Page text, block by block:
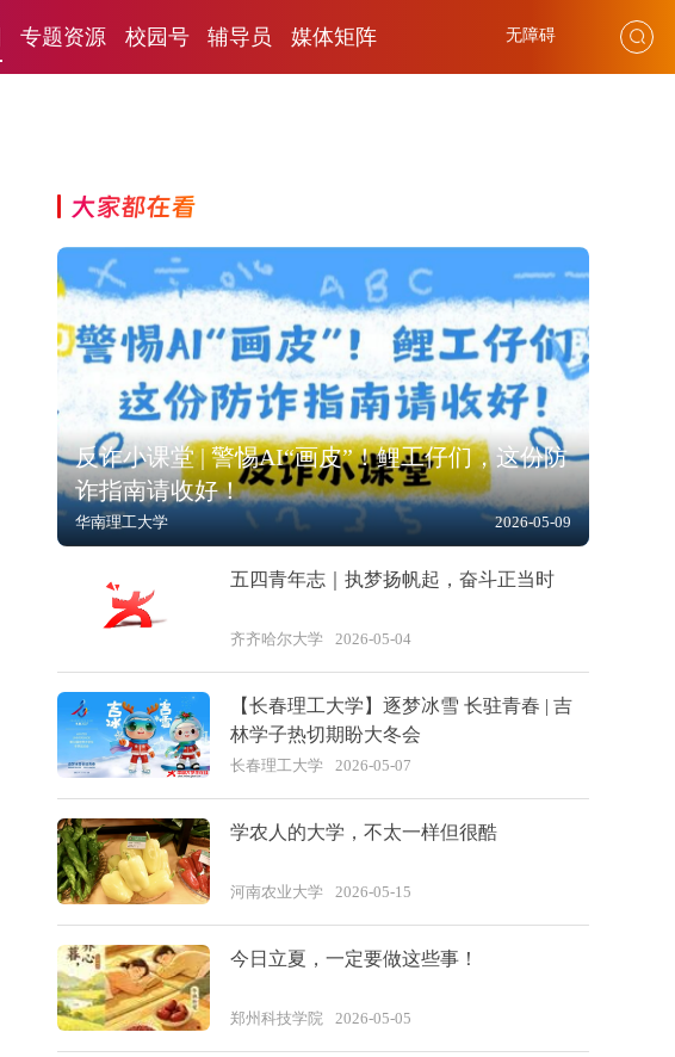
专题资源 校园号 辅导员 媒体矩阵 无障碍
大家都在看
反诈小课堂 | 警惕AI“画皮”！鲤工仔们，这份防
诈指南请收好！
华南理工大学 2026-05-09
五四青年志｜执梦扬帆起，奋斗正当时
齐齐哈尔大学 2026-05-04
【长春理工大学】逐梦冰雪 长驻青春 | 吉
林学子热切期盼大冬会
长春理工大学 2026-05-07
学农人的大学，不太一样但很酷
河南农业大学 2026-05-15
今日立夏，一定要做这些事！
郑州科技学院 2026-05-05